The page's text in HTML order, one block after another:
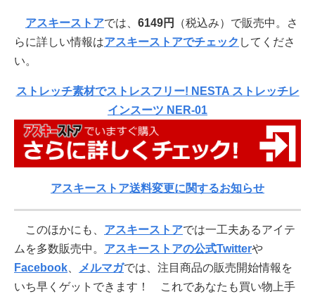
アスキーストアでは、 6149円
（税込み）で販売中。さ
らに詳しい情報はアスキーストアでチェック してくださ
い。
ストレッチ素材でストレスフリー! NESTA ストレッチレ
インスーツ NER-01
アスキーストア送料変更に関するお知らせ
このほかにも、 アスキーストアでは一工夫あるアイテ
ムを多数販売中。 アスキーストアの公式Twitterや
Facebook
メルマガでは、注目商品の販売開始情報を
いち早くゲットできます！ これであなたも買い物上手